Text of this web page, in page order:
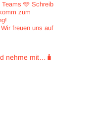
Teams 🩵 Schreib
zum
Wir freuen uns auf